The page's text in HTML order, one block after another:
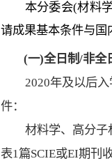
本分委会(材料
请成果基本条件与国
(一)全日制/非全
2020年及以后入
件：
材料学、高分子
表1篇SCIE或EI期刊